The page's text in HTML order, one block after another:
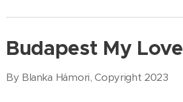
Budapest My Love
By Blanka Hámori, Copyright 2023